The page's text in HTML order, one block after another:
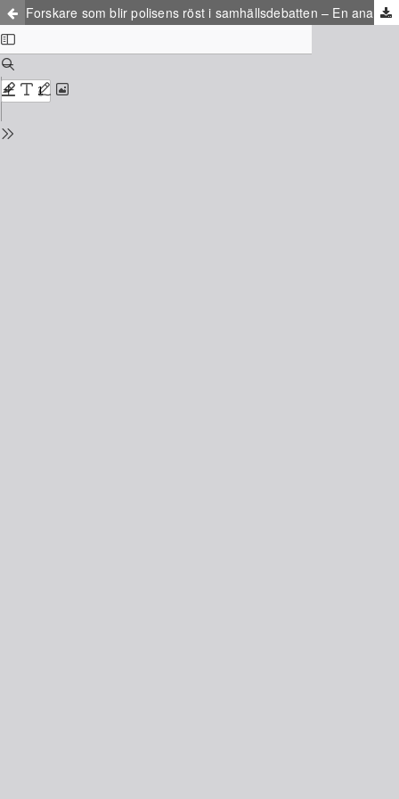
Forskare som blir polisens röst i samhällsdebatten – En analys av hur polisens strävan att skydda sitt renommé kan påverka forskares agerande